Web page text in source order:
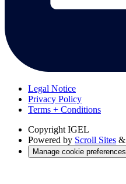
Legal Notice
Privacy Policy
Terms + Conditions
Copyright IGEL
Powered by Scroll Sites &
Manage cookie preferences